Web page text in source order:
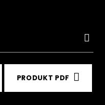
PRODUKT PDF